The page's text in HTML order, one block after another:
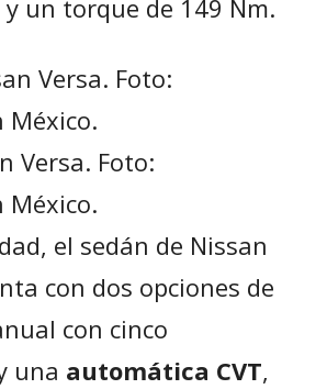
un torque de 149 Nm.
Versa. Foto:
México.
el sedán de Nissan
con dos opciones de
con cinco
una automática CVT,